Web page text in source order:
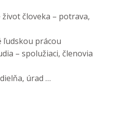
človeka – potrava,
ľudskou prácou
– spolužiaci, členovia
úrad …